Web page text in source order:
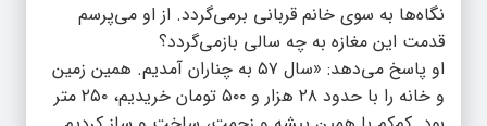
نگاه‌ها به سوی خانم قربانی برمی‌گردد. از او می‌پرسم
قدمت این مغازه به چه سالی بازمی‌گردد؟
او پاسخ می‌دهد: «سال ۵۷ به چناران آمدیم. همین زمین
و خانه را با حدود ۲۸ هزار و ۵۰۰ تومان خریدیم، ۲۵۰ متر